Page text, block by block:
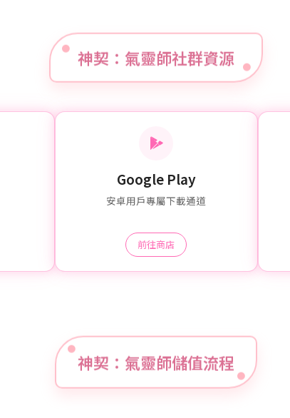
神契：氣靈師社群資源
Google Play
安卓用戶專屬下載通道
前往商店
神契：氣靈師儲值流程